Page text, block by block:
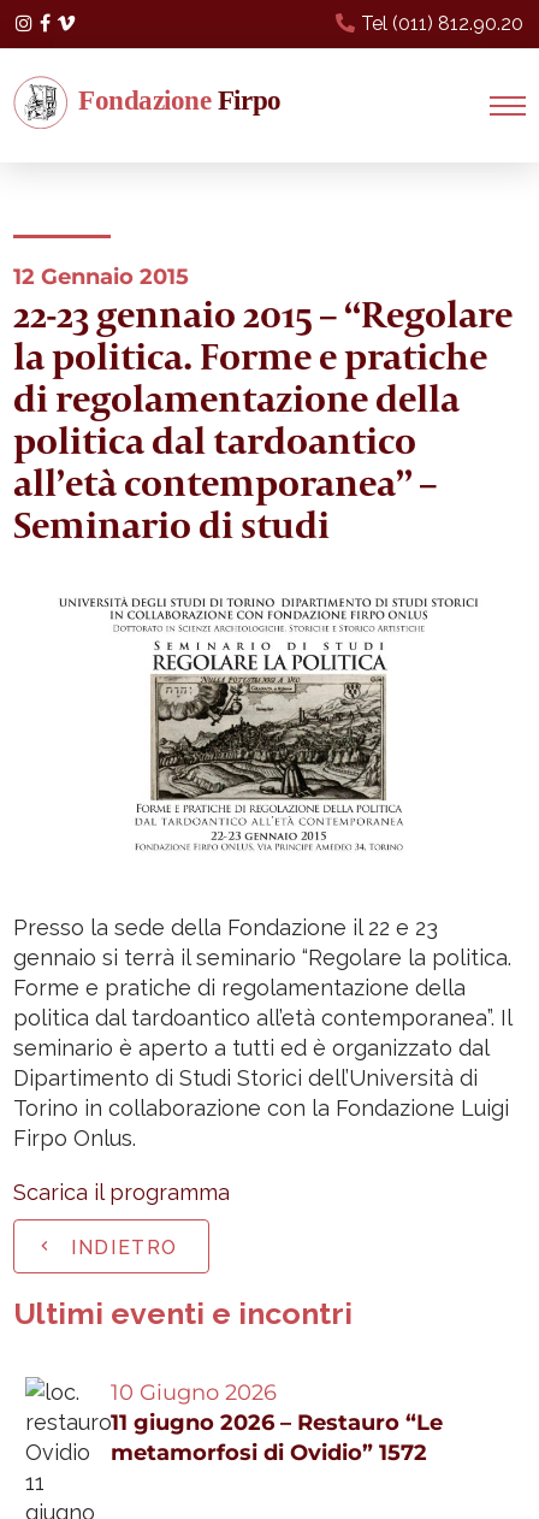
Tel (011) 812.90.20
Instagram
Facebook
Vimeo
12 Gennaio 2015
22-23 gennaio 2015 – “Regolare
la politica. Forme e pratiche
di regolamentazione della
politica dal tardoantico
all’età contemporanea” –
Seminario di studi
Presso la sede della Fondazione il 22 e 23
gennaio si terrà il seminario “Regolare la politica.
Forme e pratiche di regolamentazione della
politica dal tardoantico all’età contemporanea”. Il
seminario è aperto a tutti ed è organizzato dal
Dipartimento di Studi Storici dell’Università di
Torino in collaborazione con la Fondazione Luigi
Firpo Onlus.
Scarica il programma
INDIETRO
Ultimi eventi e incontri
10 Giugno 2026
11 giugno 2026 – Restauro “Le
metamorfosi di Ovidio” 1572